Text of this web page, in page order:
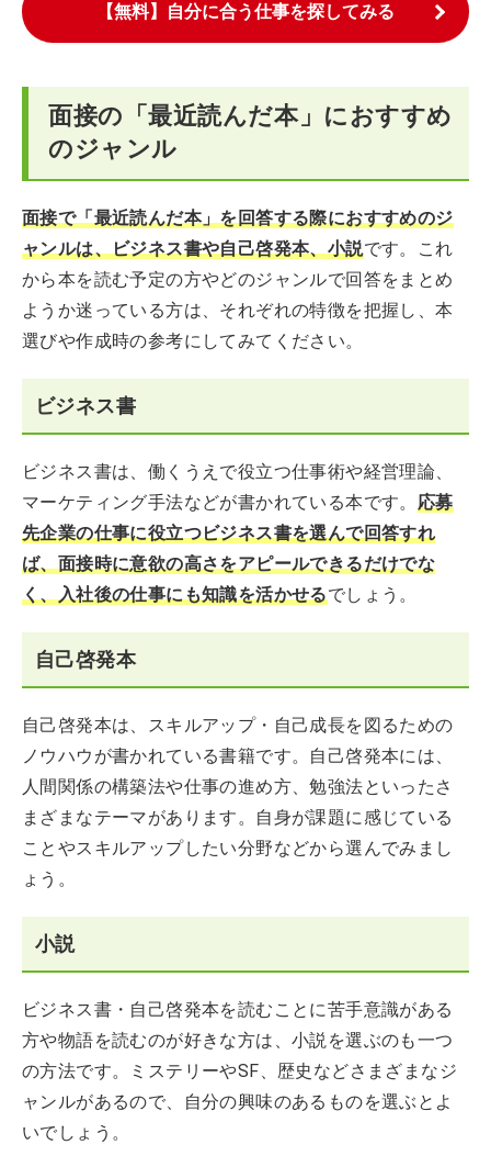
【無料】自分に合う仕事を探してみる
面接の「最近読んだ本」におすすめ
のジャンル
面接で「最近読んだ本」を回答する際におすすめのジ
ャンルは、ビジネス書や自己啓発本、小説です。これ
から本を読む予定の方やどのジャンルで回答をまとめ
ようか迷っている方は、それぞれの特徴を把握し、本
選びや作成時の参考にしてみてください。
ビジネス書
ビジネス書は、働くうえで役立つ仕事術や経営理論、
マーケティング手法などが書かれている本です。 応募
先企業の仕事に役立つビジネス書を選んで回答すれ
ば、面接時に意欲の高さをアピールできるだけでな
く、入社後の仕事にも知識を活かせるでしょう。
自己啓発本
自己啓発本は、スキルアップ・自己成長を図るための
ノウハウが書かれている書籍です。自己啓発本には、
人間関係の構築法や仕事の進め方、勉強法といったさ
まざまなテーマがあります。自身が課題に感じている
ことやスキルアップしたい分野などから選んでみまし
ょう。
小説
ビジネス書・自己啓発本を読むことに苦手意識がある
方や物語を読むのが好きな方は、小説を選ぶのも一つ
の方法です。ミステリーやSF、歴史などさまざまなジ
ャンルがあるので、自分の興味のあるものを選ぶとよ
いでしょう。